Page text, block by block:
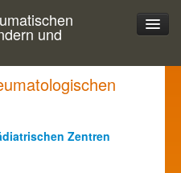
und
Zentren